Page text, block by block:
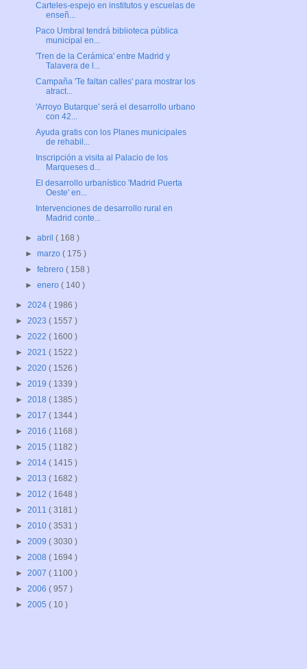
Carteles-espejo en institutos y escuelas de
enseñ...
Paco Umbral tendrá biblioteca pública
municipal en...
'Tren de la Cerámica' entre Madrid y
Talavera de l...
Campaña 'Te faltan calles' para mostrar los
atract...
'Arroyo Butarque' será el desarrollo urbano
con 42...
Ayuda gratis con los Planes municipales
de rehabil...
Inscripción a visita al Palacio de los
Marqueses d...
El desarrollo urbanístico 'Madrid Puerta
Oeste' en...
Intervenciones de desarrollo rural en
Madrid conte...
►abril( 168 )
►marzo( 175 )
►febrero( 158 )
►enero( 140 )
► 2024 ( 1986 )
► 2023 ( 1557 )
► 2022 ( 1600 )
► 2021 ( 1522 )
► 2020 ( 1526 )
► 2019 ( 1339 )
► 2018 ( 1385 )
► 2017 ( 1344 )
► 2016 ( 1168 )
► 2015 ( 1182 )
► 2014 ( 1415 )
► 2013 ( 1682 )
► 2012 ( 1648 )
► 2011 ( 3181 )
► 2010 ( 3531 )
► 2009 ( 3030 )
► 2008 ( 1694 )
► 2007 ( 1100 )
► 2006 ( 957 )
► 2005 ( 10 )